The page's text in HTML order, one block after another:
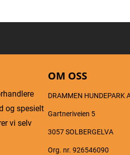
og spesielt
vi selv
OM OSS
DRAMMEN HUNDEPARK
Gartneriveien 5
3057 SOLBERGELVA
Org. nr. 926546090